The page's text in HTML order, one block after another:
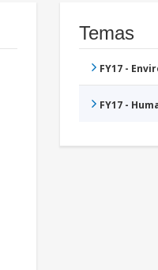
Temas
FY17 -
FY17 -